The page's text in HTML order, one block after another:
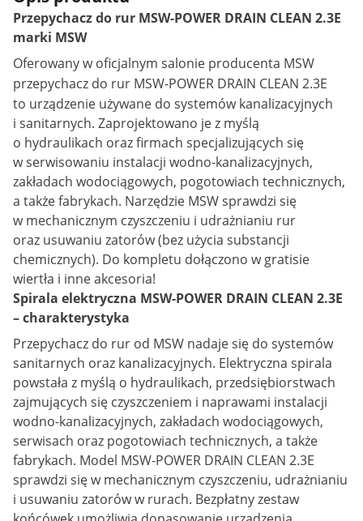
Przepychacz do rur MSW-POWER DRAIN CLEAN 2.3E
marki MSW
Oferowany w oficjalnym salonie producenta MSW
przepychacz do rur MSW-POWER DRAIN CLEAN 2.3E
to urządzenie używane do systemów kanalizacyjnych
i sanitarnych. Zaprojektowano je z myślą
o hydraulikach oraz firmach specjalizujących się
w serwisowaniu instalacji wodno-kanalizacyjnych,
zakładach wodociągowych, pogotowiach technicznych,
a także fabrykach. Narzędzie MSW sprawdzi się
w mechanicznym czyszczeniu i udrażnianiu rur
oraz usuwaniu zatorów (bez użycia substancji
chemicznych). Do kompletu dołączono w gratisie
wiertła i inne akcesoria!
Spirala elektryczna MSW-POWER DRAIN CLEAN 2.3E
– charakterystyka
Przepychacz do rur od MSW nadaje się do systemów
sanitarnych oraz kanalizacyjnych. Elektryczna spirala
powstała z myślą o hydraulikach, przedsiębiorstwach
zajmujących się czyszczeniem i naprawami instalacji
wodno-kanalizacyjnych, zakładach wodociągowych,
serwisach oraz pogotowiach technicznych, a także
fabrykach. Model MSW-POWER DRAIN CLEAN 2.3E
sprawdzi się w mechanicznym czyszczeniu, udrażnianiu
i usuwaniu zatorów w rurach. Bezpłatny zestaw